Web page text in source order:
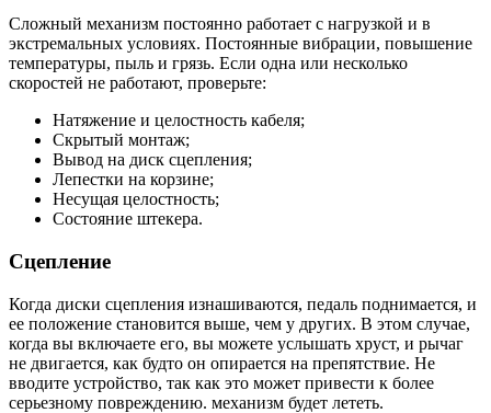
Сложный механизм постоянно работает с нагрузкой и в
экстремальных условиях. Постоянные вибрации, повышение
температуры, пыль и грязь. Если одна или несколько
скоростей не работают, проверьте:
Натяжение и целостность кабеля;
Скрытый монтаж;
Вывод на диск сцепления;
Лепестки на корзине;
Несущая целостность;
Состояние штекера.
Сцепление
Когда диски сцепления изнашиваются, педаль поднимается, и
ее положение становится выше, чем у других. В этом случае,
когда вы включаете его, вы можете услышать хруст, и рычаг
не двигается, как будто он опирается на препятствие. Не
вводите устройство, так как это может привести к более
серьезному повреждению. механизм будет лететь.